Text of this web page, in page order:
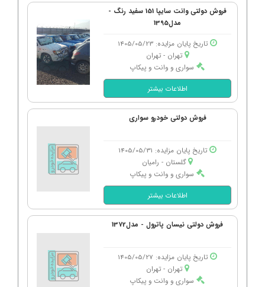
فروش دولتی وانت سایپا 151 سفید رنگ -
مدل1395
تاریخ پایان مزایده: 1405/05/23
تهران - تهران
سواری و وانت و پیکاپ
اطلاعات بیشتر
فروش دولتی خودرو سواری
تاریخ پایان مزایده: 1405/05/31
گلستان - رامیان
سواری و وانت و پیکاپ
اطلاعات بیشتر
فروش دولتی نیسان پاترول - مدل1372
تاریخ پایان مزایده: 1405/05/27
تهران - تهران
سواری و وانت و پیکاپ